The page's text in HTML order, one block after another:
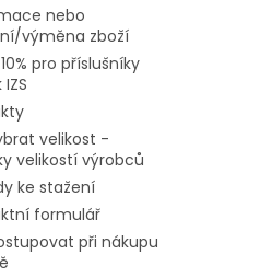
nebo
výměna zboží
pro příslušníky
velikost -
velikostí výrobců
ke stažení
formulář
při nákupu